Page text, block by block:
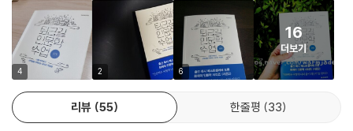
다른 이유로 서로 다른 길에서 헤매고 있는지도 모른다. 긍정할 수도 부정
할 수도 없는 부조리와 콤플렉스로 뒤엉킨 세상 속에서 묵묵히 자신의 짐
을 짊어지고 가는 우리에게, 세 작가는 조용히 위로를 전하는 듯하다. “괜
찮아요. 눈흘김 뒤엔 당신을 바라보는 또 다른 시선이 있어요”라고 말이다.
--- p. 274
누구나 언젠가는 외로운 싸움을 해야 할 때가 온다. 별안간 회사에서 요구
『퇴근길 인문학 수업』 시즌2는 ‘인문학은 어떻게 삶이 되는가’라는 큰 주제
아래 전 2권으로 기획됐다. 먼저 출간되는 네 번째 『퇴근길 인문학 수업』의
키워드는 【관계】다. ‘나 자신과의 관계’ ‘나와 사회의 관계’를 되짚어보
는 12개의 강의들이 담겼다. 생각을 부추기는 주제들을 따라가다 보면 어
느 순간 ‘인문학과 내 삶이 맞닿은 지점’이 드러난다.
4 2 6
16
더보기
리뷰 55 한줄평 33